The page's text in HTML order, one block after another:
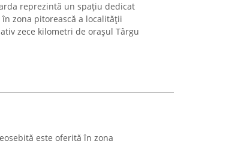
reprezintă un spațiu dedicat
zona pitorească a localității
zece kilometri de orașul Târgu
este oferită în zona